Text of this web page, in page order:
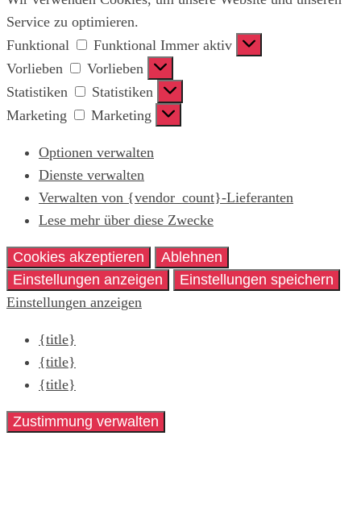
Service zu optimieren.
Funktional
Funktional Immer aktiv
Vorlieben
Vorlieben
Statistiken
Statistiken
Marketing
Marketing
Optionen verwalten
Dienste verwalten
Verwalten von {vendor_count}-Lieferanten
Lese mehr über diese Zwecke
Cookies akzeptieren
Ablehnen
Einstellungen anzeigen
Einstellungen speichern
Einstellungen anzeigen
{title}
{title}
{title}
Zustimmung verwalten